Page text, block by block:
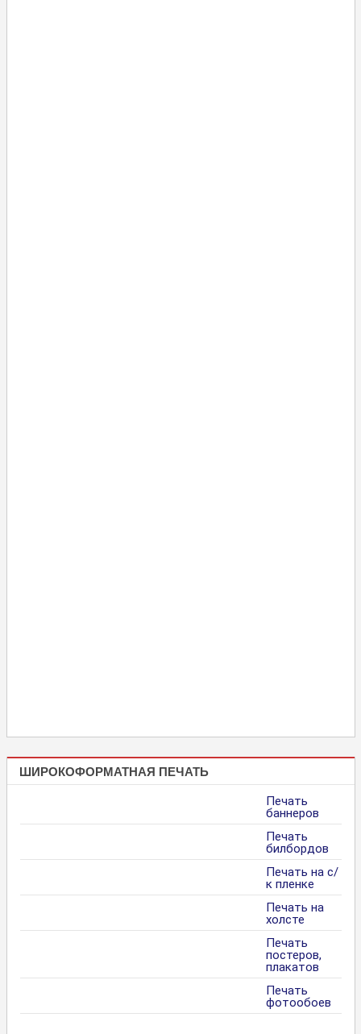
ШИРОКОФОРМАТНАЯ ПЕЧАТЬ
Печать
баннеров
Печать
билбордов
Печать на с/
к пленке
Печать на
холсте
Печать
постеров,
плакатов
Печать
фотообоев